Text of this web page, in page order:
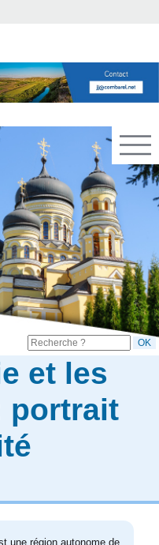
et les
portrait
une région autonome de